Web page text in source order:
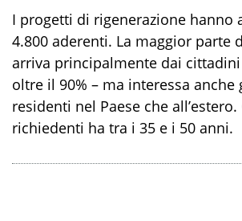
I progetti di rigenerazione hanno
4.800 aderenti. La maggior parte
arriva principalmente dai
oltre il 90% – ma interessa anche
residenti nel Paese che
richiedenti ha tra i 35 e i 50 anni.